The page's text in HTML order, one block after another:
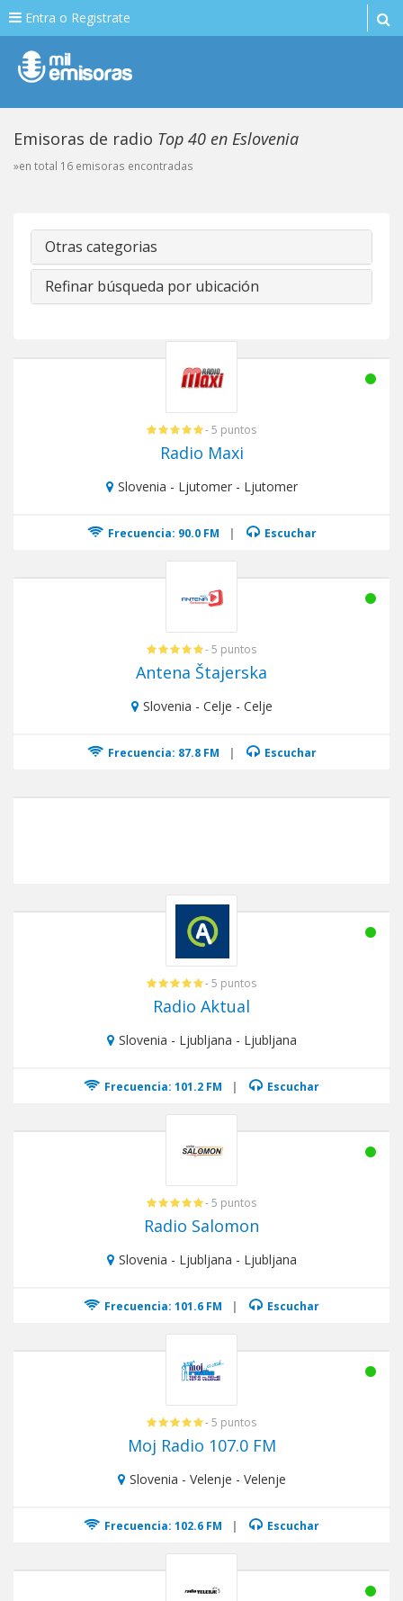
Entra o Registrate
Emisoras de radio Top 40 en Eslovenia
»en total 16 emisoras encontradas
Otras categorias
Refinar búsqueda por ubicación
- 5 puntos
Radio Maxi
Slovenia - Ljutomer - Ljutomer
Frecuencia: 90.0 FM | Escuchar
- 5 puntos
Antena Štajerska
Slovenia - Celje - Celje
Frecuencia: 87.8 FM | Escuchar
- 5 puntos
Radio Aktual
Slovenia - Ljubljana - Ljubljana
Frecuencia: 101.2 FM | Escuchar
- 5 puntos
Radio Salomon
Slovenia - Ljubljana - Ljubljana
Frecuencia: 101.6 FM | Escuchar
- 5 puntos
Moj Radio 107.0 FM
Slovenia - Velenje - Velenje
Frecuencia: 102.6 FM | Escuchar